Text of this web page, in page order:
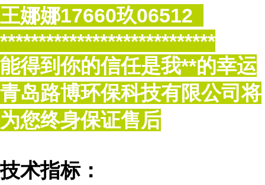
王娜娜17660玖06512
****************************
能得到你的信任是我**的幸运
青岛路博环保科技有限公司将
为您终身保证售后
技术指标：